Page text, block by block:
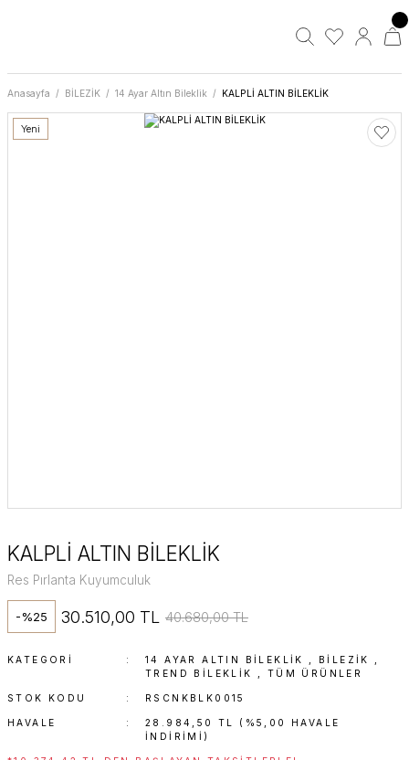
Anasayfa BİLEZİK 14 Ayar Altın Bileklik KALPLİ ALTIN BİLEKLİK
Yeni
KALPLİ ALTIN BİLEKLİK
Res Pırlanta Kuyumculuk
-%25 30.510,00 TL 40.680,00 TL
KATEGORI 14 AYAR ALTIN BILEKLIK BİLEZİK
TREND BILEKLIK
TÜM ÜRÜNLER
STOK KODU RSCNKBLK0015
HAVALE
28.984,50 TL (%5,00 HAVALE
INDIRIMI)